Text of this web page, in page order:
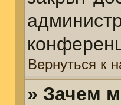
Вернуться к
» Зачем